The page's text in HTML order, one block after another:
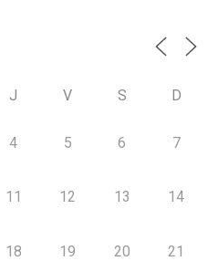
J V S D
4 5 6 7
11 12 13 14
18 19 20 21